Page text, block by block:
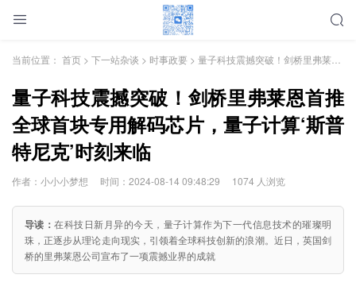
当前位置： 首页 > 下一站杂谈 > 时事政要 > 量子科技震撼突破！剑桥里弗莱恩首推全球首块专用解码芯片，量子计算‘斯普特尼克’时刻来临
量子科技震撼突破！剑桥里弗莱恩首推
全球首块专用解码芯片，量子计算‘斯普
特尼克’时刻来临
作者：小小小梦想 时间：2024-08-14 09:48:29 1074 人浏览
导读：在科技日新月异的今天，量子计算作为下一代信息技术的璀璨明
珠，正逐步从理论走向现实，引领着全球科技创新的浪潮。近日，英国剑
桥的里弗莱恩公司宣布了一项震撼业界的成就